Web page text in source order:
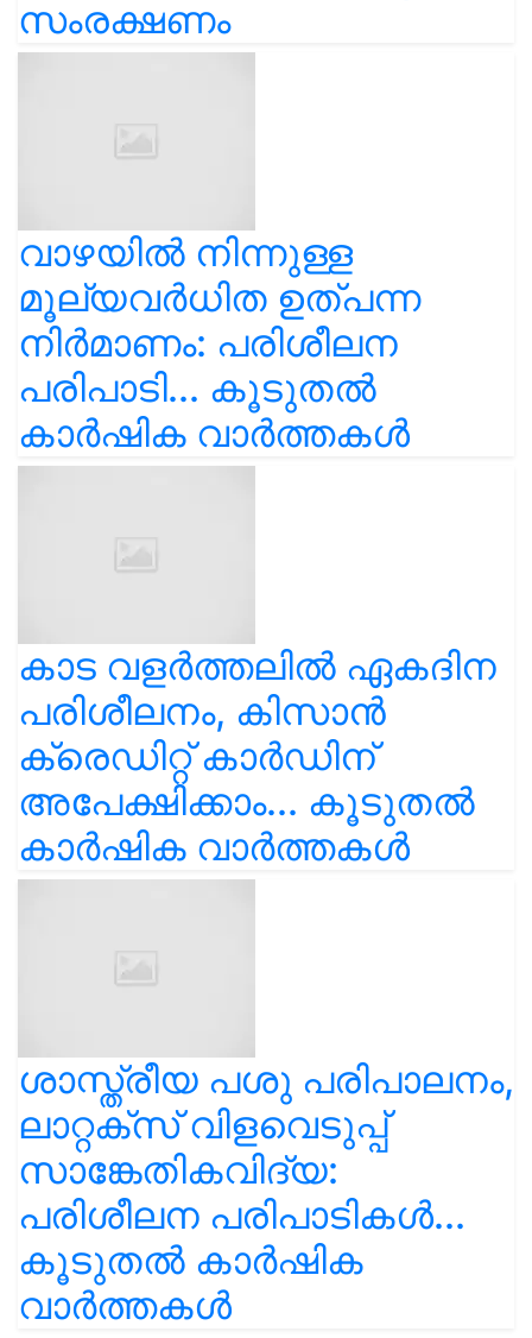
സംരക്ഷണം
വാഴയിൽ നിന്നുള്ള
മൂല്യവർധിത ഉത്പന്ന
നിർമാണം: പരിശീലന
പരിപാടി... കൂടുതൽ
കാർഷിക വാർത്തകൾ
കാട വളര്‍ത്തലിൽ ഏകദിന
പരിശീലനം, കിസാൻ
ക്രെഡിറ്റ് കാർഡിന്
അപേക്ഷിക്കാം... കൂടുതൽ
കാർഷിക വാർത്തകൾ
ശാസ്ത്രീയ പശു പരിപാലനം,
ലാറ്റക്സ് വിളവെടുപ്പ്
സാങ്കേതികവിദ്യ:
പരിശീലന പരിപാടികൾ...
കൂടുതൽ കാർഷിക
വാർത്തകൾ